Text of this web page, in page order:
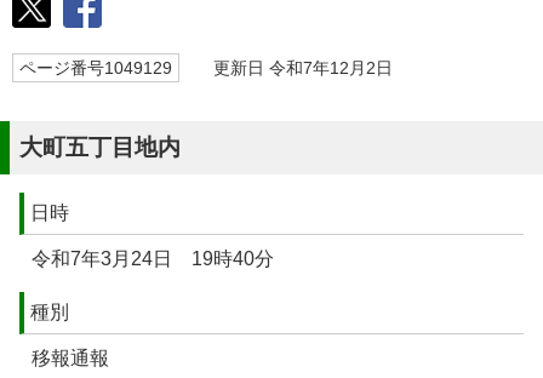
ページ番号1049129 更新日 令和7年12月2日
大町五丁目地内
日時
令和7年3月24日 19時40分
種別
移報通報